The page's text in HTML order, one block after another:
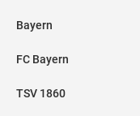
Bayern
FC Bayern
TSV 1860